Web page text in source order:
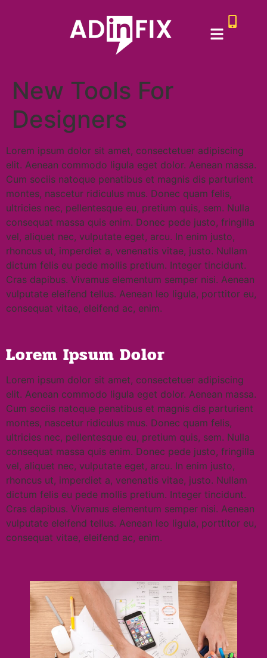
New Tools For
Designers
Lorem ipsum dolor sit amet, consectetuer adipiscing
elit. Aenean commodo ligula eget dolor. Aenean massa.
Cum sociis natoque penatibus et magnis dis parturient
montes, nascetur ridiculus mus. Donec quam felis,
ultricies nec, pellentesque eu, pretium quis, sem. Nulla
consequat massa quis enim. Donec pede justo, fringilla
vel, aliquet nec, vulputate eget, arcu. In enim justo,
rhoncus ut, imperdiet a, venenatis vitae, justo. Nullam
dictum felis eu pede mollis pretium. Integer tincidunt.
Cras dapibus. Vivamus elementum semper nisi. Aenean
vulputate eleifend tellus. Aenean leo ligula, porttitor eu,
consequat vitae, eleifend ac, enim.
Lorem Ipsum Dolor
Lorem ipsum dolor sit amet, consectetuer adipiscing
elit. Aenean commodo ligula eget dolor. Aenean massa.
Cum sociis natoque penatibus et magnis dis parturient
montes, nascetur ridiculus mus. Donec quam felis,
ultricies nec, pellentesque eu, pretium quis, sem. Nulla
consequat massa quis enim. Donec pede justo, fringilla
vel, aliquet nec, vulputate eget, arcu. In enim justo,
rhoncus ut, imperdiet a, venenatis vitae, justo. Nullam
dictum felis eu pede mollis pretium. Integer tincidunt.
Cras dapibus. Vivamus elementum semper nisi. Aenean
vulputate eleifend tellus. Aenean leo ligula, porttitor eu,
consequat vitae, eleifend ac, enim.